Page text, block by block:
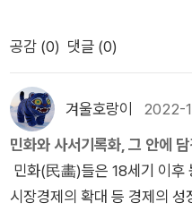
에 이정우의 <세계철학사>(
높이 평가할 만하다. 지난해 여름에 나온 고명섭 기자의 <하이데
거 극장>과 함께 국내 저자의
나로선 역시나 강의들 때문에
이다. 리하르트 프레히트와
밤사이 무너져 내린 대화의
드러나는 것은 단일한 총체로
방편으로서 사유(思惟)와 상
아론이 사실상 기대고 있는 근
은 <테아이테토스>이다. 왜냐
이 서로 완전히 다르고, 앎은
을 그 자신의 대상들로 요구한
공감 (0) 댓글 (0)
겨울호랑이 2022-
민화와 사서기록화, 그 안에
민화(民畵)들은 18세기 이후
시장경제의 확대 등 경제의